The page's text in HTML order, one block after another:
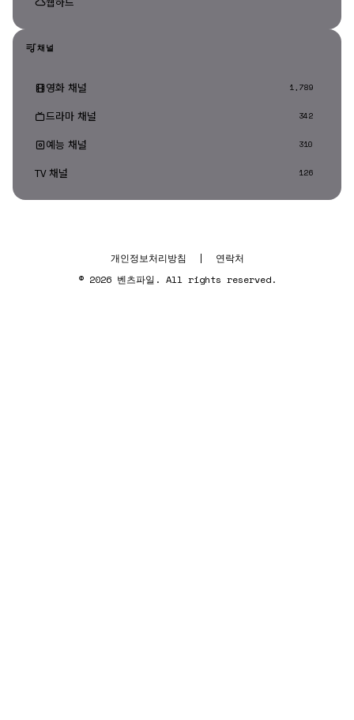
채널
영화 채널 1,789
드라마 채널 342
예능 채널 310
TV 채널 126
개인정보처리방침 |
연락처
© 2026 벤츠파일. All rights reserved.